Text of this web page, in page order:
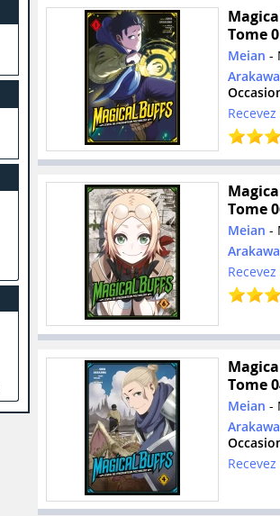
Tome
Meian -
Tome
Meian -
Tome
Meian -